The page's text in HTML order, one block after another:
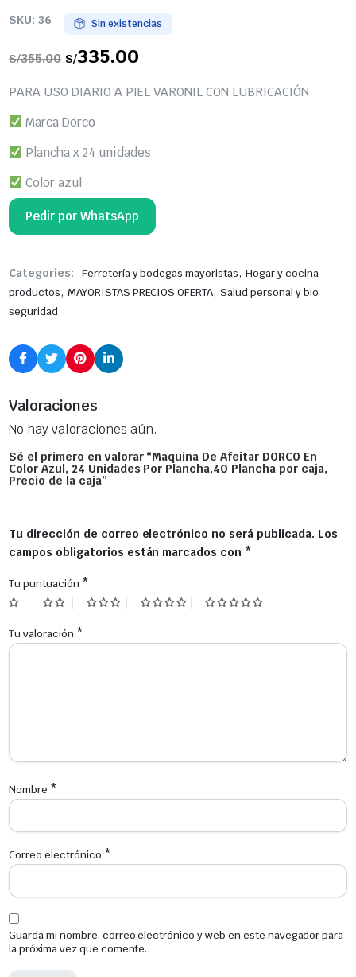
SKU: 36 Sin existencias
S/355.00 El
precio
era:
S/355.00.
S/335.00El
precio
es:
S/335.00.
PARA USO DIARIO A PIEL VARONIL CON LUBRICACIÓN
Marca Dorco
Plancha x 24 unidades
Color azul
Pedir por WhatsApp
Categories: Ferretería y bodegas mayoristas, Hogar y cocina
productos, MAYORISTAS PRECIOS OFERTA,Salud personal y bio
seguridad
Valoraciones
No hay valoraciones aún.
Sé el primero en valorar “Maquina De Afeitar DORCO En
Color Azul, 24 Unidades Por Plancha,40 Plancha por caja,
Precio de la caja”
Tu dirección de correo electrónico no será publicada. Los
campos obligatorios están marcados con *
Tu puntuación *
Tu valoración *
Nombre *
Correo electrónico *
Guarda mi nombre, correo electrónico y web en este navegador para
la próxima vez que comente.